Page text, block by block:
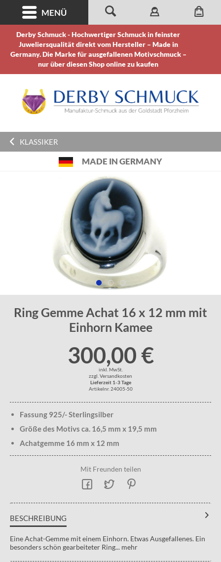
Derby Schmuck - Hochwertiger Schmuck in feinster
Juweliersqualität direkt vom Hersteller – Made in
Germany. Die Marke für ausgefallenen Motivschmuck –
nur über diesen Shop online zu kaufen
MENÜ
KLASSIKER
MADE IN GERMANY
Ring Gemme Achat 16 x 12 mm mit
Einhorn Kamee
300,00 €
inkl. MwSt.
zzgl. Versandkosten
Lieferzeit 1-3 Tage
Artikelnr. 24005-50
Fassung 925/- Sterlingsilber
Größe des Motivs ca. 16,5 mm x 19,5 mm
Achatgemme 16 mm x 12 mm
Mit Freunden teilen
BESCHREIBUNG
Eine Achat-Gemme mit einem Einhorn. Etwas Ausgefallenes. Ein
besonders schön gearbeiteter Ring... mehr